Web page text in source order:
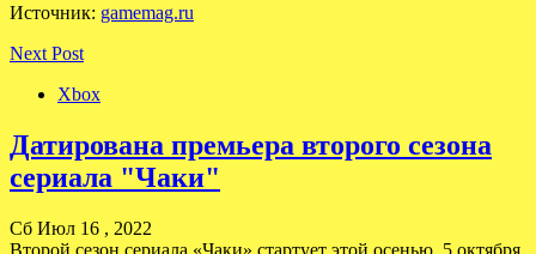
Источник: gamemag.ru
Next Post
Xbox
Датирована премьера второго сезона
сериала "Чаки"
Сб Июл 16 , 2022
Второй сезон сериала «Чаки» стартует этой осенью, 5 октября,